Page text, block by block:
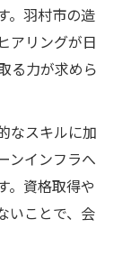
。羽村市の造
アリングが日
る力が求めら
なスキルに加
ンインフラへ
。資格取得や
いことで、会